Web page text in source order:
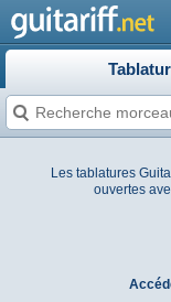
Les tablatures
ouvertes